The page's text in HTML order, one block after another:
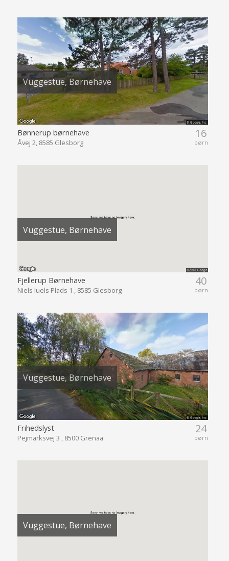
Vuggestue, Børnehave
16
børn
Bønnerup børnehave
Åvej 2, 8585 Glesborg
Vuggestue, Børnehave
40
børn
Fjellerup Børnehave
Niels Iuels Plads 1 , 8585 Glesborg
Vuggestue, Børnehave
24
børn
Frihedslyst
Pejmarksvej 3 , 8500 Grenaa
Vuggestue, Børnehave